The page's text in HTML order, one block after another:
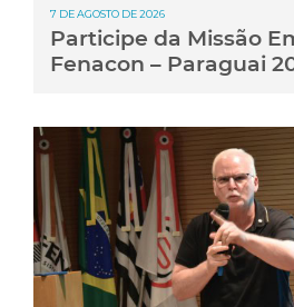
7 DE AGOSTO DE 2026
Participe da Missão
Fenacon – Paraguai